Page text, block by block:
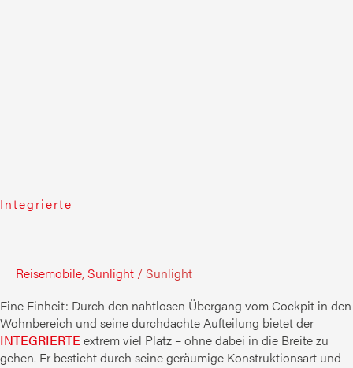
Integrierte
Reisemobile, Sunlight / Sunlight
Eine Einheit: Durch den nahtlosen Übergang vom Cockpit in den
Wohnbereich und seine durchdachte Aufteilung bietet der
INTEGRIERTE extrem viel Platz – ohne dabei in die Breite zu
gehen. Er besticht durch seine geräumige Konstruktionsart und